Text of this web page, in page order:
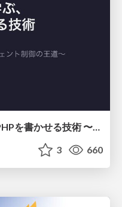
Laravel Boostに学ぶ、AIにPHPを書かせる技術 〜OSSの実装から蒸留するエージェント制御の王道〜
3 660